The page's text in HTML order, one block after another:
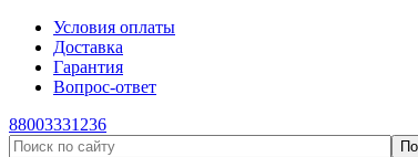
Условия оплаты
Доставка
Гарантия
Вопрос-ответ
88003331236